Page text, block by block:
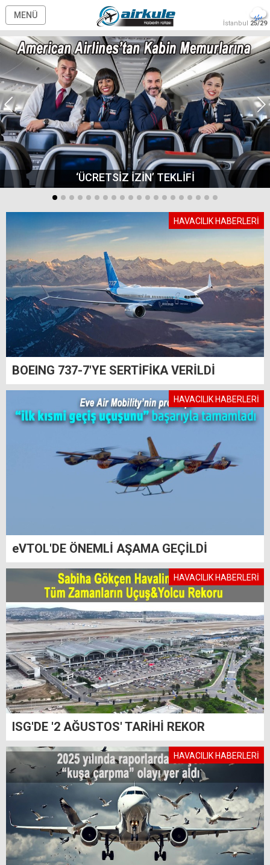
MENÜ
İstanbul 25/29
‘ÜCRETSİZ İZİN’ TEKLİFİ
HAVACILIK HABERLERİ
BOEING 737-7'YE SERTİFİKA VERİLDİ
HAVACILIK HABERLERİ
eVTOL'DE ÖNEMLİ AŞAMA GEÇİLDİ
HAVACILIK HABERLERİ
ISG'DE '2 AĞUSTOS' TARİHİ REKOR
HAVACILIK HABERLERİ